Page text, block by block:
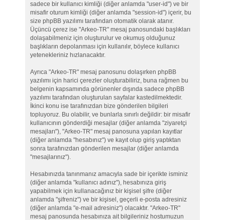
sadece bir kullanıcı kimliği (diğer anlamda "user-id") ve bir
misafir oturum kimliği (diğer anlamda "session-id") içerir, bu
size phpBB yazılımı tarafından otomatik olarak atanır.
Üçüncü çerez ise "Arkeo-TR" mesaj panosundaki başlıkları
dolaşabilmeniz için oluşturulur ve okumuş olduğunuz
başlıkların depolanması için kullanılır, böylece kullanıcı
yetenekleriniz hızlanacaktır.
Ayrıca "Arkeo-TR" mesaj panosunu dolaşırken phpBB
yazılımı için harici çerezler oluşturabiliriz, buna rağmen bu
belgenin kapsamında görünenler dışında sadece phpBB
yazılımı tarafından oluşturulan sayfalar kastedilmektedir.
İkinci konu ise tarafınızdan bize gönderilen bilgileri
topluyoruz. Bu olabilir, ve bunlarla sınırlı değildir: bir misafir
kullanıcının gönderdiği mesajlar (diğer anlamda "ziyaretçi
mesajları"), "Arkeo-TR" mesaj panosuna yapılan kayıtlar
(diğer anlamda "hesabınız") ve kayıt olup giriş yaptıktan
sonra tarafınızdan gönderilen mesajlar (diğer anlamda
"mesajlarınız").
Hesabınızda tanınmanız amacıyla sade bir içerikte isminiz
(diğer anlamda "kullanıcı adınız"), hesabınıza giriş
yapabilmek için kullanacağınız bir kişisel şifre (diğer
anlamda "şifreniz") ve bir kişisel, geçerli e-posta adresiniz
(diğer anlamda "e-mail adresiniz") olacaktır. "Arkeo-TR"
mesaj panosunda hesabınıza ait bilgileriniz hostumuzun